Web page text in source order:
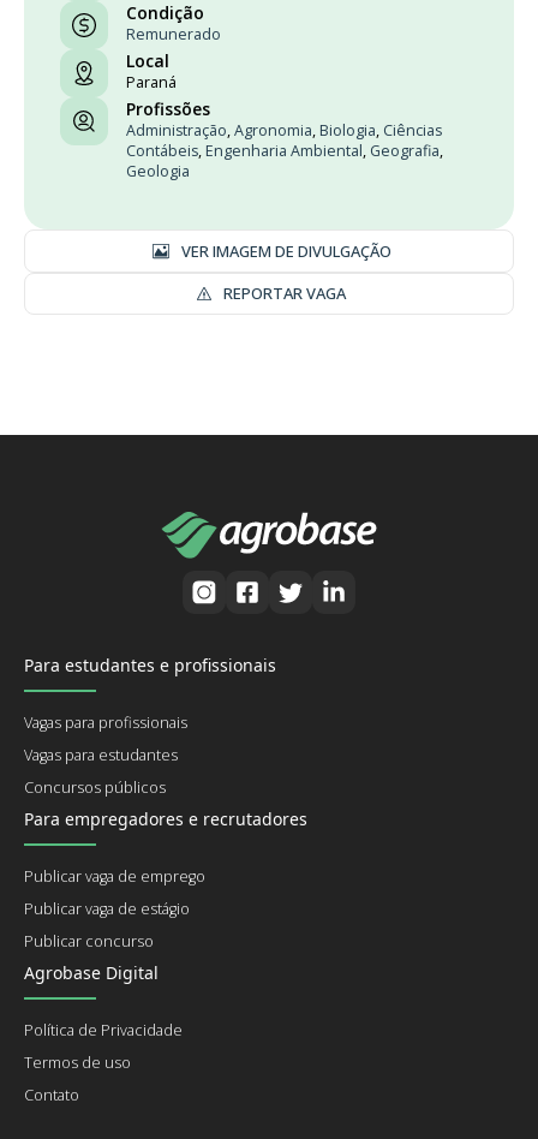
Condição
Remunerado
Local
Paraná
Profissões
Administração,Agronomia, Biologia, Ciências
Contábeis, Engenharia Ambiental, Geografia,
Geologia
VER IMAGEM DE DIVULGAÇÃO
REPORTAR VAGA
Para estudantes e profissionais
Vagas para profissionais
Vagas para estudantes
Concursos públicos
Para empregadores e recrutadores
Publicar vaga de emprego
Publicar vaga de estágio
Publicar concurso
Agrobase Digital
Política de Privacidade
Termos de uso
Contato